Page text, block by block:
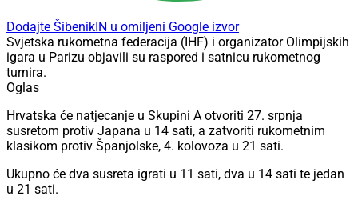
Dodajte ŠibenikIN u omiljeni Google izvor
Svjetska rukometna federacija (IHF) i organizator Olimpijskih
igara u Parizu objavili su raspored i satnicu rukometnog
turnira.
Oglas
Hrvatska će natjecanje u Skupini A otvoriti 27. srpnja
susretom protiv Japana u 14 sati, a zatvoriti rukometnim
klasikom protiv Španjolske, 4. kolovoza u 21 sati.
Ukupno će dva susreta igrati u 11 sati, dva u 14 sati te jedan
u 21 sati.